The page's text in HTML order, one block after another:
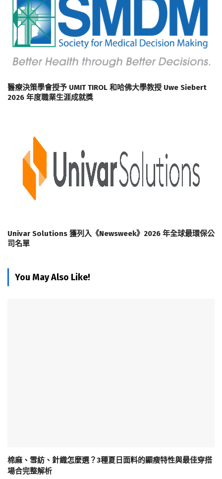
醫療決策學會授予 UMIT TIROL 和哈佛大學教授 Uwe Siebert
2026 年度職業生涯成就獎
Univar Solutions 獲列入《Newsweek》2026 年全球最環保公
司名單
You May Also Like!
棉麻、雪紡、針織怎麼選？3種夏日面料的顯瘦特性與最佳穿搭
場合完整解析